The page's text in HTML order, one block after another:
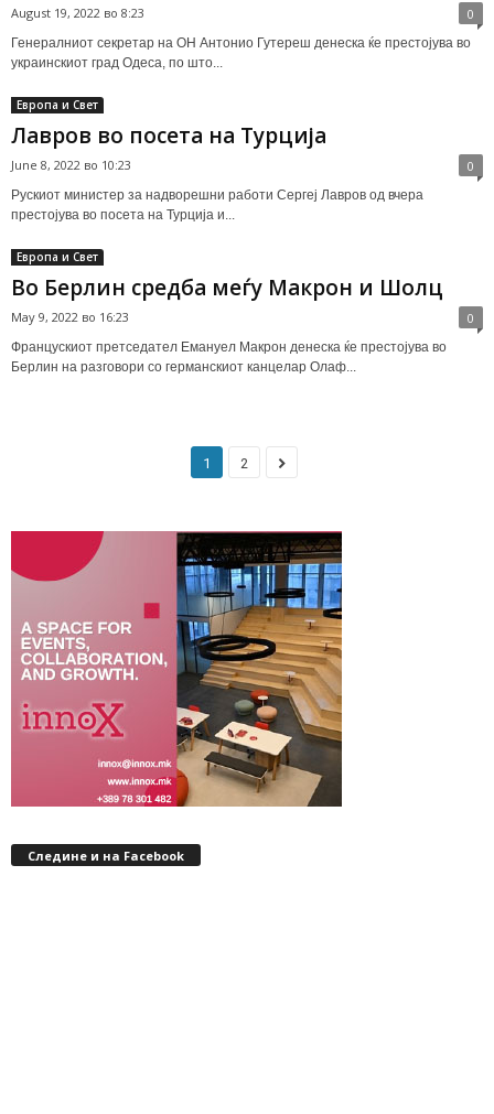
August 19, 2022 во 8:23 0
Генералниот секретар на ОН Антонио Гутереш денеска ќе престојува во
украинскиот град Одеса, по што...
Европа и Свет
Лавров во посета на Турција
June 8, 2022 во 10:23 0
Рускиот министер за надворешни работи Сергеј Лавров од вчера
престојува во посета на Турција и...
Европа и Свет
Во Берлин средба меѓу Макрон и Шолц
May 9, 2022 во 16:23 0
Францускиот претседател Емануел Макрон денеска ќе престојува во
Берлин на разговори со германскиот канцелар Олаф...
1 2
Следине и на Facebook